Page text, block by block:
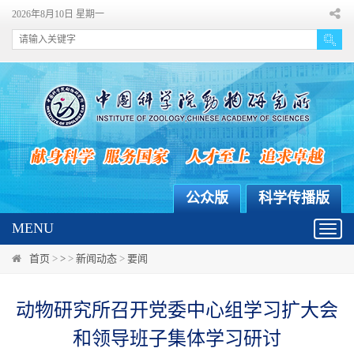
2026年8月10日 星期一
科学传播版
公众版
MENU
首页 > > > 新闻动态 > 要闻
动物研究所召开党委中心组学习扩大会
和领导班子集体学习研讨